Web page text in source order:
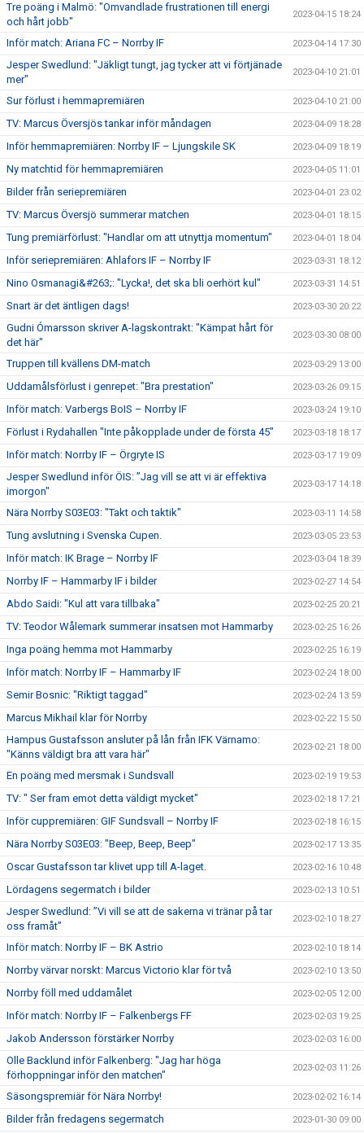
Tre poäng i Malmö: "Omvandlade frustrationen till energi
och hårt jobb"
2023-04-15 18:24
Inför match: Ariana FC – Norrby IF 2023-04-14 17:30
Jesper Swedlund: "Jäkligt tungt, jag tycker att vi förtjänade
mer"
2023-04-10 21:01
Sur förlust i hemmapremiären 2023-04-10 21:00
TV: Marcus Översjös tankar inför måndagen 2023-04-09 18:28
Inför hemmapremiären: Norrby IF – Ljungskile SK 2023-04-09 18:19
Ny matchtid för hemmapremiären 2023-04-05 11:01
Bilder från seriepremiären 2023-04-01 23:02
TV: Marcus Översjö summerar matchen 2023-04-01 18:15
Tung premiärförlust: "Handlar om att utnyttja momentum" 2023-04-01 18:04
Inför seriepremiären: Ahlafors IF – Norrby IF 2023-03-31 18:12
Nino Osmanagi&#263;: "Lycka!, det ska bli oerhört kul" 2023-03-31 14:51
Snart är det äntligen dags! 2023-03-30 20:22
Gudni Ómarsson skriver A-lagskontrakt: "Kämpat hårt för
det här"
2023-03-30 08:00
Truppen till kvällens DM-match 2023-03-29 13:00
Uddamålsförlust i genrepet: "Bra prestation" 2023-03-26 09:15
Inför match: Varbergs BoIS – Norrby IF 2023-03-24 19:10
Förlust i Rydahallen "Inte påkopplade under de första 45" 2023-03-18 18:17
Inför match: Norrby IF – Örgryte IS 2023-03-17 19:09
Jesper Swedlund inför ÖIS: ”Jag vill se att vi är effektiva
imorgon"
2023-03-17 14:18
Nära Norrby S03E03: "Takt och taktik" 2023-03-11 14:58
Tung avslutning i Svenska Cupen. 2023-03-05 23:53
Inför match: IK Brage – Norrby IF 2023-03-04 18:39
Norrby IF – Hammarby IF i bilder 2023-02-27 14:54
Abdo Saidi: "Kul att vara tillbaka" 2023-02-25 20:21
TV: Teodor Wålemark summerar insatsen mot Hammarby 2023-02-25 16:26
Inga poäng hemma mot Hammarby 2023-02-25 16:19
Inför match: Norrby IF – Hammarby IF 2023-02-24 18:00
Semir Bosnic: "Riktigt taggad" 2023-02-24 13:59
Marcus Mikhail klar för Norrby 2023-02-22 15:50
Hampus Gustafsson ansluter på lån från IFK Värnamo:
"Känns väldigt bra att vara här"
2023-02-21 18:00
En poäng med mersmak i Sundsvall 2023-02-19 19:53
TV: " Ser fram emot detta väldigt mycket" 2023-02-18 17:21
Inför cuppremiären: GIF Sundsvall – Norrby IF 2023-02-18 16:15
Nära Norrby S03E03: "Beep, Beep, Beep" 2023-02-17 13:35
Oscar Gustafsson tar klivet upp till A-laget. 2023-02-16 10:48
Lördagens segermatch i bilder 2023-02-13 10:51
Jesper Swedlund: ”Vi vill se att de sakerna vi tränar på tar
oss framåt”
2023-02-10 18:27
Inför match: Norrby IF – BK Astrio 2023-02-10 18:14
Norrby värvar norskt: Marcus Victorio klar för två 2023-02-10 13:50
Norrby föll med uddamålet 2023-02-05 12:00
Inför match: Norrby IF – Falkenbergs FF 2023-02-03 19:25
Jakob Andersson förstärker Norrby 2023-02-03 16:00
Olle Backlund inför Falkenberg: "Jag har höga
förhoppningar inför den matchen"
2023-02-03 11:26
Säsongspremiär för Nära Norrby! 2023-02-02 16:14
Bilder från fredagens segermatch 2023-01-30 09:00